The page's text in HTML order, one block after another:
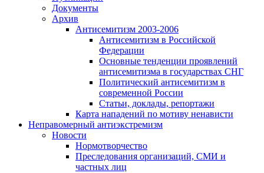
Документы
Архив
Антисемитизм 2003-2006
Антисемитизм в Российской
Федерации
Основные тенденции проявлений
антисемитизма в государствах СНГ
Политический антисемитизм в
современной России
Статьи, доклады, репортажи
Карта нападений по мотиву ненависти
Неправомерный антиэкстремизм
Новости
Нормотворчество
Преследования организаций, СМИ и
частных лиц